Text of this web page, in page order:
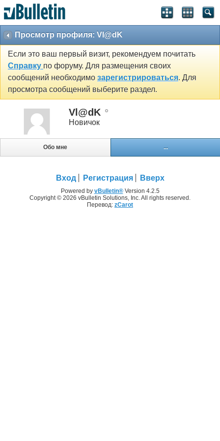
Просмотр профиля: Vl@dK
Если это ваш первый визит, рекомендуем почитать
Справку по форуму. Для размещения своих
сообщений необходимо зарегистрироваться. Для
просмотра сообщений выберите раздел.
Vl@dK
Новичок
Обо мне ...
Вход Регистрация Вверх
Powered by vBulletin®Version 4.2.5
Copyright © 2026 vBulletin Solutions, Inc. All rights reserved.
Перевод: zCarot